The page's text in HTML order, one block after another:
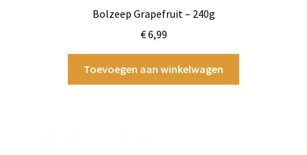
Bolzeep Grapefruit – 240g
€6,99
Toevoegen aan winkelwagen